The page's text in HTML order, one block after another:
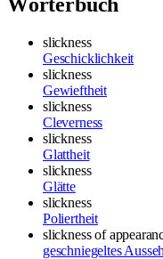
slickness
Geschicklichkeit
slickness
Gewieftheit
slickness
Cleverness
slickness
Glattheit
slickness
Glätte
slickness
Poliertheit
slickness of
geschniegeltes